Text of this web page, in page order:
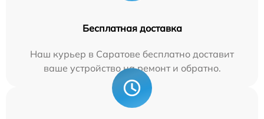
Бесплатная доставка
Наш курьер в Саратове бесплатно доставит
ваше устройство на ремонт и обратно.